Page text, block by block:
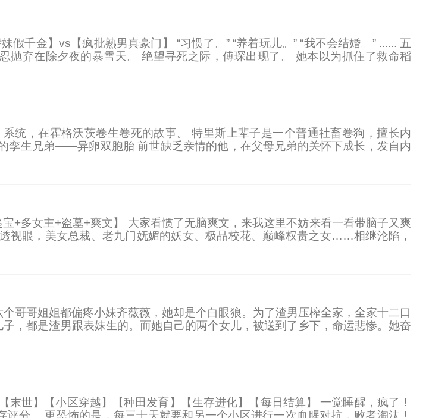
假千金】vs【疯批熟男真豪门】 “习惯了。” “养着玩儿。” “我不会结婚。” ...... 五
抛弃在除夕夜的暴雪天。 绝望寻死之际，傅琛出现了。 她本以为抓住了救命稻
唯独给不了她光明正大的名分。 傅琛自信的认为，阮晴永远也逃不出他的
统，在霍格沃茨卷生卷死的故事。 特里斯上辈子是一个普通社畜卷狗，擅长内
孪生兄弟——异卵双胞胎 前世缺乏亲情的他，在父母兄弟的关怀下成长，发自内
到伤害，他就危机感拉满。决心靠自己，改变家人的悲惨经历。 只是韦斯莱家
+多女主+盗墓+爽文】 大家看惯了无脑爽文，来我这里不妨来看一看带脑子又爽
视眼，美女总裁、老九门妩媚的妖女、极品校花、巅峰权贵之女……相继沦陷，
传承，获得医道传承，鉴宝神医两不误，可是这却让他卷入到了更大的漩涡之
哥哥姐姐都偏疼小妹齐薇薇，她却是个白眼狼。为了渣男压榨全家，全家十二口
，都是渣男跟表妹生的。而她自己的两个女儿，被送到了乡下，命运悲惨。她奋
好，加倍回报，谁算计她，狠狠回敬！
世】【小区穿越】【种田发育】【生存进化】【每日结算】 一觉睡醒，疯了！
分。 更恐怖的是，每三十天就要和另一个小区进行一次血腥对抗，败者淘汰！